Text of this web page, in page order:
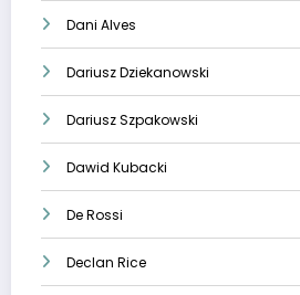
Dani Alves
Dariusz Dziekanowski
Dariusz Szpakowski
Dawid Kubacki
De Rossi
Declan Rice